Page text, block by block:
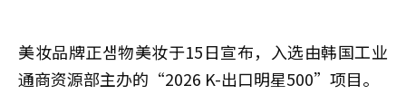
美妆品牌正샘物美妆于15日宣布，入选由韩国工业
通商资源部主办的“2026 K-出口明星500”项目。